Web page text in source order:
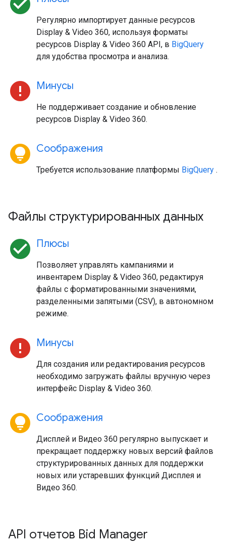
Регулярно импортирует данные ресурсов
Display & Video 360, используя форматы
ресурсов Display & Video 360 API, в BigQuery
для удобства просмотра и анализа.
error Минусы
Не поддерживает создание и обновление
ресурсов Display & Video 360.
lightbulb_circle Соображения
Требуется использование платформы BigQuery .
Файлы структурированных данных
check_circle Плюсы
Позволяет управлять кампаниями и
инвентарем Display & Video 360, редактируя
файлы с форматированными значениями,
разделенными запятыми (CSV), в автономном
режиме.
error Минусы
Для создания или редактирования ресурсов
необходимо загружать файлы вручную через
интерфейс Display & Video 360.
lightbulb_circle Соображения
Дисплей и Видео 360 регулярно выпускает и
прекращает поддержку новых версий файлов
структурированных данных для поддержки
новых или устаревших функций Дисплея и
Видео 360.
API отчетов Bid Manager